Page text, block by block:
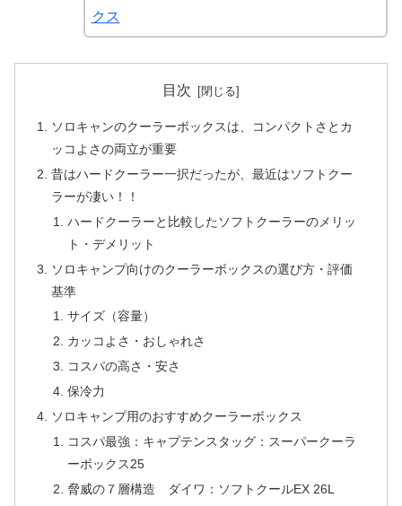
クス
目次
ソロキャンのクーラーボックスは、コンパクトさとカ
ッコよさの両立が重要
昔はハードクーラー一択だったが、最近はソフトクー
ラーが凄い！！
ハードクーラーと比較したソフトクーラーのメリッ
ト・デメリット
ソロキャンプ向けのクーラーボックスの選び方・評価
基準
サイズ（容量）
カッコよさ・おしゃれさ
コスパの高さ・安さ
保冷力
ソロキャンプ用のおすすめクーラーボックス
コスパ最強：キャプテンスタッグ：スーパークーラ
ーボックス25
脅威の７層構造 ダイワ：ソフトクールEX 26L